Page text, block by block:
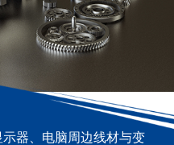
器、电脑周边线材与变